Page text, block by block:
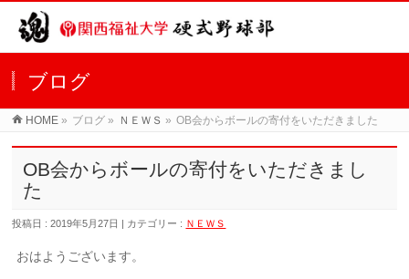
ブログ
HOME » ブログ » ＮＥＷＳ » OB会からボールの寄付をいただきました
OB会からボールの寄付をいただきまし
た
投稿日 : 2019年5月27日 | カテゴリー : ＮＥＷＳ
おはようございます。